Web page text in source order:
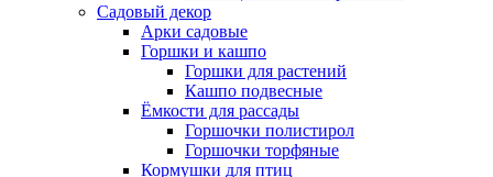
Садовый декор
Арки садовые
Горшки и кашпо
Горшки для растений
Кашпо подвесные
Ёмкости для рассады
Горшочки полистирол
Горшочки торфяные
Кормушки для птиц